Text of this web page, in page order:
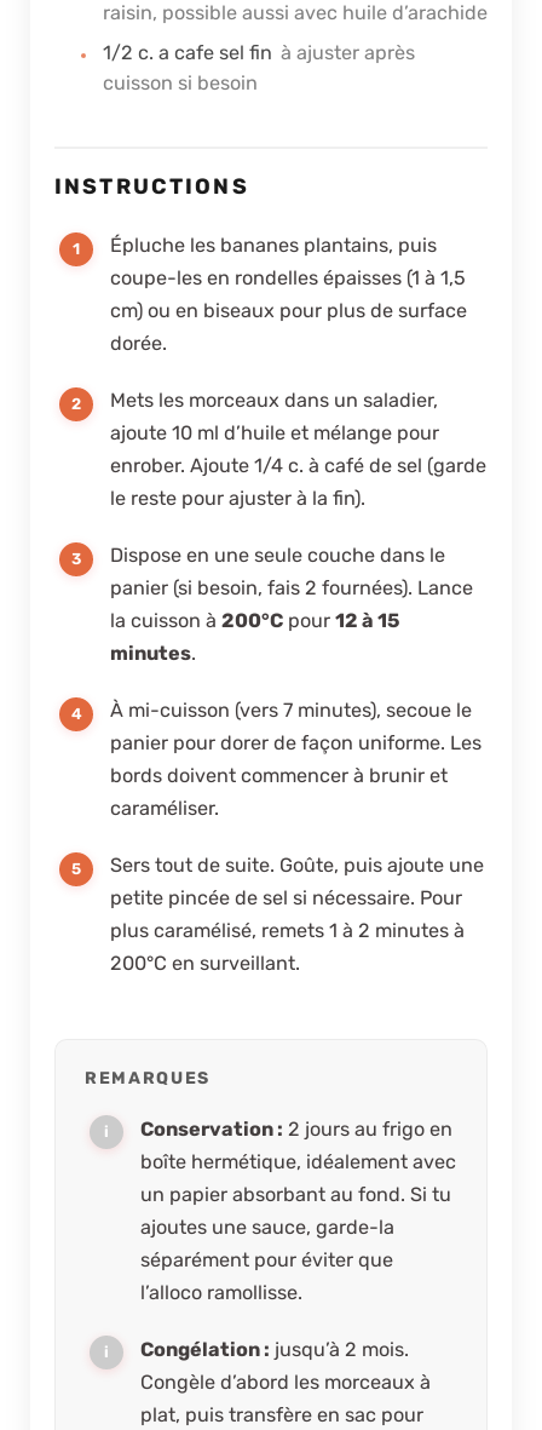
raisin, possible aussi avec huile d’arachide
1/2 c. a cafe sel fin à ajuster après
cuisson si besoin
INSTRUCTIONS
Épluche les bananes plantains, puis
coupe-les en rondelles épaisses (1 à 1,5
cm) ou en biseaux pour plus de surface
dorée.
Mets les morceaux dans un saladier,
ajoute 10 ml d’huile et mélange pour
enrober. Ajoute 1/4 c. à café de sel (garde
le reste pour ajuster à la fin).
Dispose en une seule couche dans le
panier (si besoin, fais 2 fournées). Lance
la cuisson à 200°C pour 12 à 15
minutes.
À mi-cuisson (vers 7 minutes), secoue le
panier pour dorer de façon uniforme. Les
bords doivent commencer à brunir et
caraméliser.
Sers tout de suite. Goûte, puis ajoute une
petite pincée de sel si nécessaire. Pour
plus caramélisé, remets 1 à 2 minutes à
200°C en surveillant.
REMARQUES
Conservation : 2 jours au frigo en
boîte hermétique, idéalement avec
un papier absorbant au fond. Si tu
ajoutes une sauce, garde-la
séparément pour éviter que
l’alloco ramollisse.
Congélation : jusqu’à 2 mois.
Congèle d’abord les morceaux à
plat, puis transfère en sac pour